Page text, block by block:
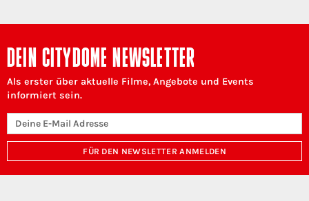
DEIN CITYDOME NEWSLETTER
Als erster über aktuelle Filme, Angebote und Events
informiert sein.
FÜR DEN NEWSLETTER ANMELDEN